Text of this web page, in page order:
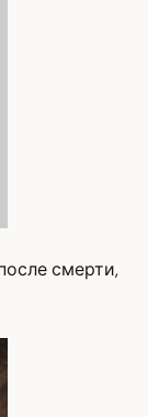
смерти,